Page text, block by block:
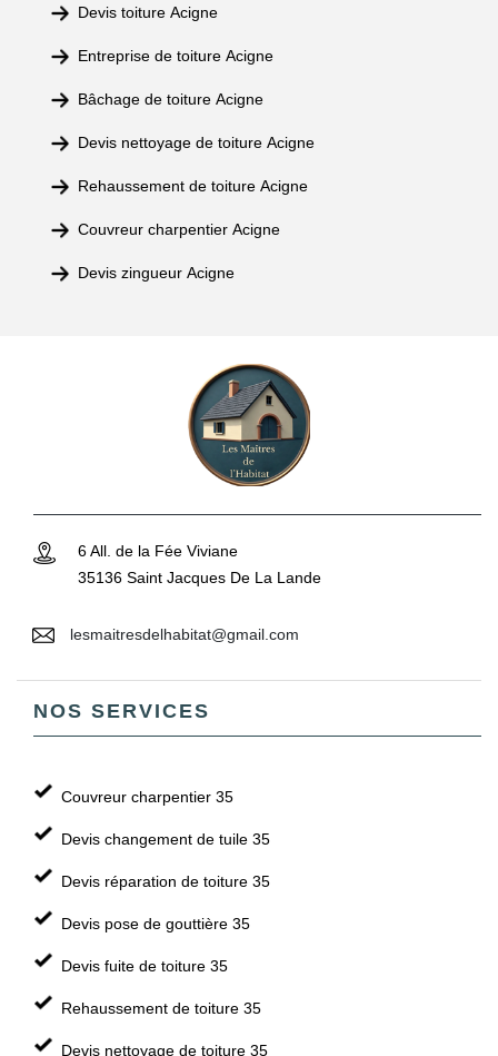
Devis toiture Acigne
Entreprise de toiture Acigne
Bâchage de toiture Acigne
Devis nettoyage de toiture Acigne
Rehaussement de toiture Acigne
Couvreur charpentier Acigne
Devis zingueur Acigne
6 All. de la Fée Viviane
35136 Saint Jacques De La Lande
lesmaitresdelhabitat@gmail.com
NOS SERVICES
Couvreur charpentier 35
Devis changement de tuile 35
Devis réparation de toiture 35
Devis pose de gouttière 35
Devis fuite de toiture 35
Rehaussement de toiture 35
Devis nettoyage de toiture 35